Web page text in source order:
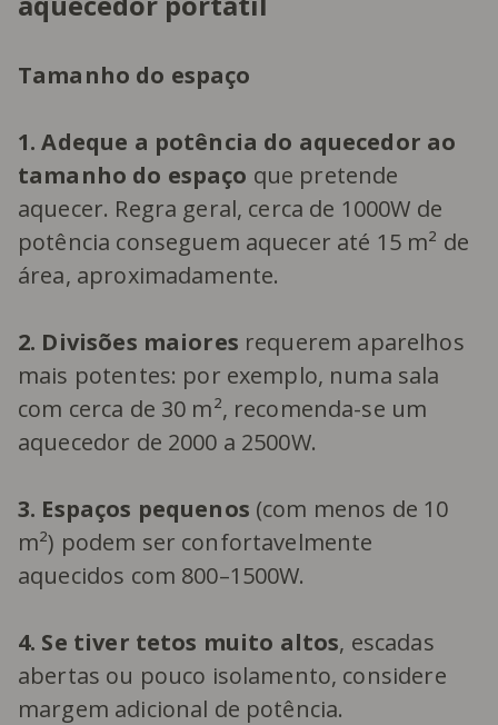
Tamanho do espaço
1. Adeque a potência do aquecedor ao
tamanho do espaço que pretende
aquecer. Regra geral, cerca de 1000W de
potência conseguem aquecer até 15 m² de
área, aproximadamente.
2. Divisões maiores requerem aparelhos
mais potentes: por exemplo, numa sala
com cerca de 30 m², recomenda-se um
aquecedor de 2000 a 2500W.
3. Espaços pequenos (com menos de 10
m²) podem ser confortavelmente
aquecidos com 800–1500W.
4. Se tiver tetos muito altos, escadas
abertas ou pouco isolamento, considere
margem adicional de potência.